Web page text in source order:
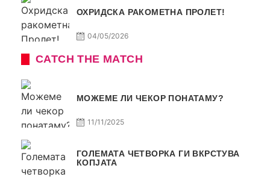
ОХРИДСКА РАКОМЕТНА ПРОЛЕТ!
04/05/2026
CATCH THE MATCH
МОЖЕМЕ ЛИ ЧЕКОР ПОНАТАМУ?
11/11/2025
ГОЛЕМАТА ЧЕТВОРКА ГИ ВКРСТУВА
КОПЈАТА